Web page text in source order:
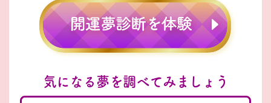
気になる夢を調べてみましょう